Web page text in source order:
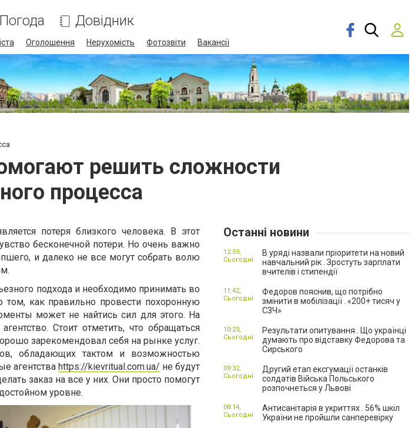
Погода Довідник
Оголошення Нерухомість Фотозвіти Вакансії
решить сложности
процесса
потеря близкого человека. В этот
бесконечной потери. Но очень важно
и далеко не все могут собрать волю
подхода и необходимо принимать во
как правильно провести похоронную
может не найтись сил для этого. На
Стоит отметить, что обращаться
зарекомендовал себя на рынке услуг.
обладающих тактом и возможностью
агентства https://kievritual.com.ua/ не будут
заказ на все у них. Они просто помогут
уровне.
Останні новини
В уряді назвали пріоритети на новий
навчальний рік . Зростуть зарплати
вчителів і стипендії
12:59,
Сьогодні
Федоров пояснив, що потрібно
змінити в мобілізації . «200+ тисяч у
СЗЧ»
11:42,
Сьогодні
Результати опитування . Що українці
думають про відставку Федорова та
Сирського
10:23,
Сьогодні
Другий етап ексгумації останків
солдатів Війська Польського
розпочнеться у Львові
09:32,
Сьогодні
Антисанітарія в укриттях . 56% шкіл
України не пройшли санперевірку
08:14,
Сьогодні